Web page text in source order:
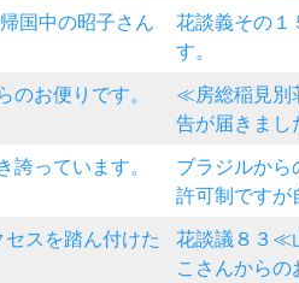
中の昭子さん
花談義その
す。
お便りです。
≪房総稲見別
告が届きまし
っています。
ブラジルから
許可制ですが
スを踏ん付けた
花談議８３≪
こさんからの